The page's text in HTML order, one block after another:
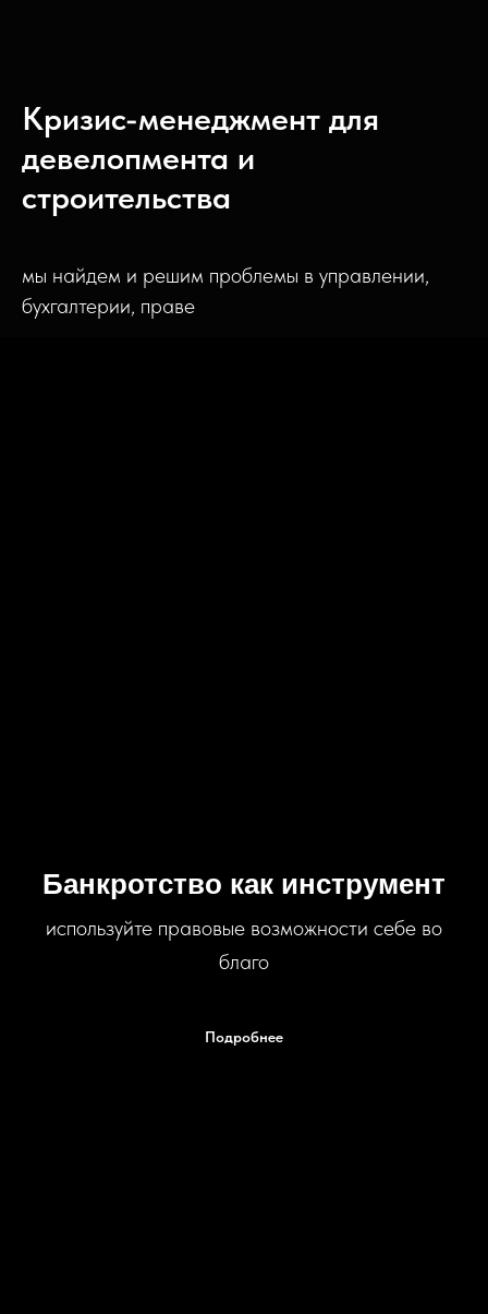
Кризис-менеджмент для
девелопмента и
строительства
мы найдем и решим проблемы в управлении,
бухгалтерии, праве
Банкротство как инструмент
используйте правовые возможности себе во
благо
Подробнее